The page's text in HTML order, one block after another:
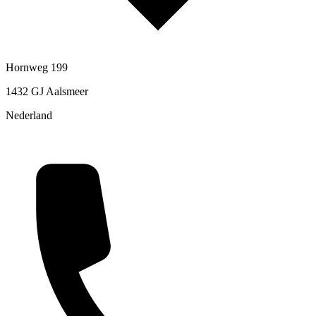
Hornweg 199
1432 GJ Aalsmeer
Nederland